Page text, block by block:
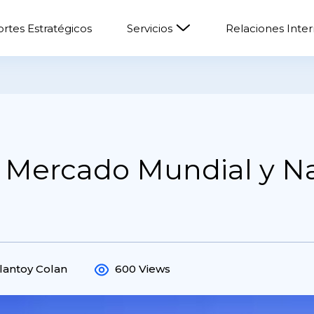
Estratégicos Servicios Relaciones
Mundial y
Colan 600 Views